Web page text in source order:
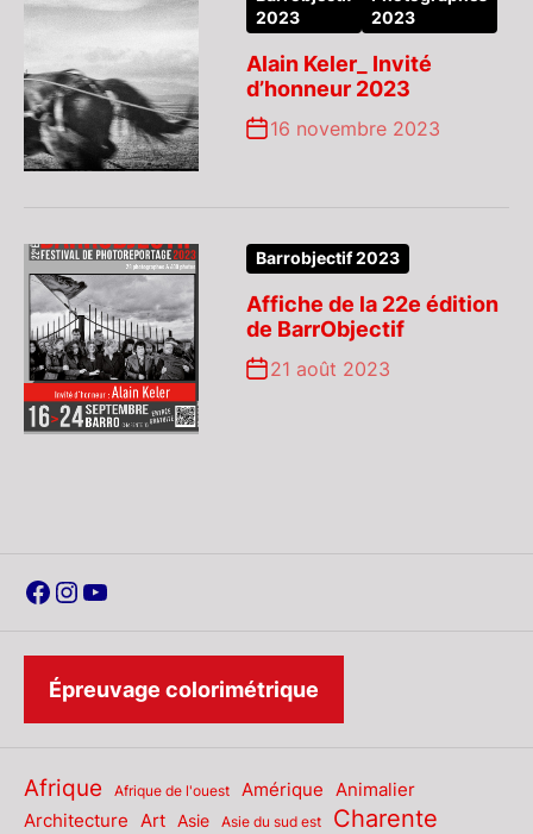
2023
2023
Alain Keler_ Invité
d’honneur 2023
16 novembre 2023
Barrobjectif 2023
Affiche de la 22e édition
de BarrObjectif
21 août 2023
Facebook
Instagram
YouTube
Épreuvage colorimétrique
Afrique Afrique de l'ouest Amérique
Animalier
Architecture
Art Asie Asie du sud est Charente